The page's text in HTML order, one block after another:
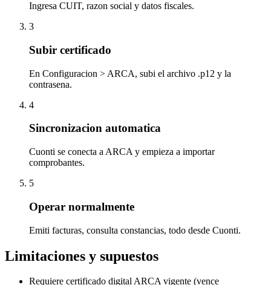
Ingresa CUIT, razon social y datos fiscales.
3
Subir certificado
En Configuracion > ARCA, subi el archivo .p12 y la
contrasena.
4
Sincronizacion automatica
Cuonti se conecta a ARCA y empieza a importar
comprobantes.
5
Operar normalmente
Emiti facturas, consulta constancias, todo desde Cuonti.
Limitaciones y supuestos
Requiere certificado digital ARCA vigente (vence